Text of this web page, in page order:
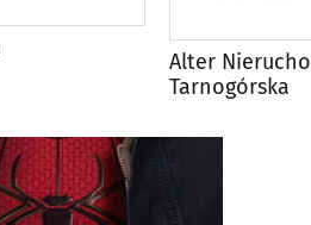
Alter
Tarnogórska